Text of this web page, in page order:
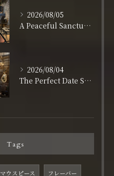
2026/08/05
A Peaceful Sanctuary for Solo Travelers in Shinsaibashi
2026/08/04
The Perfect Date Spot in Shinsaibashi: A Stylish & Relaxing Lounge
Tags
マウスピース フレーバー